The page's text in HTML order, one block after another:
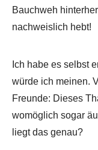
Bauchweh
nachweislich hebt!
Ich habe es selbst
würde ich meinen.
Freunde: Dieses
womöglich sogar
liegt das genau?